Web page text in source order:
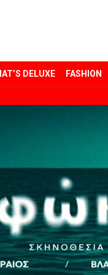
DELUXE FASHION